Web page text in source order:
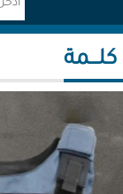
كلـــمة